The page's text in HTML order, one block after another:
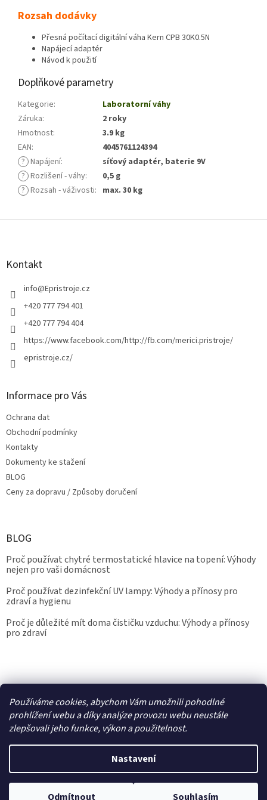
Používáme cookies, abychom Vám umožnili pohodlné
prohlížení webu a díky analýze provozu webu neustále
zlepšovali jeho funkce, výkon a použitelnost.
Nastavení
Odmítnout Souhlasím
Rozsah dodávky
Přesná počítací digitální váha Kern CPB 30K0.5N
Napájecí adaptér
Návod k použití
Doplňkové parametry
Kategorie:
Laboratorní váhy
Záruka:
2 roky
Hmotnost:
3.9 kg
EAN:
4045761124394
? Napájení:
síťový adaptér, baterie 9V
? Rozlišení - váhy:
0,5 g
? Rozsah - váživosti: max. 30 kg
Z
Kontakt
info@Epristroje.cz
+420 777 794 401
+420 777 794 404
https://www.facebook.com/http://fb.com/merici.pristroje/
epristroje.cz/
Informace pro Vás
Ochrana dat
Obchodní podmínky
Kontakty
Dokumenty ke stažení
BLOG
Ceny za dopravu / Způsoby doručení
BLOG
Proč používat chytré termostatické hlavice na topení: Výhody
nejen pro vaši domácnost
Proč používat dezinfekční UV lampy: Výhody a přínosy pro
zdraví a hygienu
Proč je důležité mít doma čističku vzduchu: Výhody a přínosy
pro zdraví
Vytvořil Shoptet
Copyright 2026Epřístroje.cz. Všechna práva vyhrazena.Upravit